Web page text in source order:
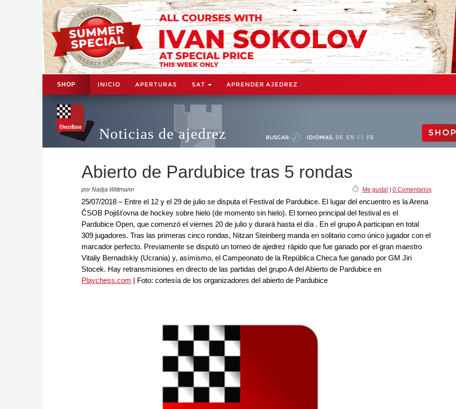
SHOP INICIO APERTURAS SAT APRENDER AJEDREZ
Noticias de ajedrez BUSCAR: IDIOMAS: DE EN ES FR SHOP
Abierto de Pardubice tras 5 rondas
por Nadja Wittmann Me gusta!| 0 Comentarios
25/07/2018 – Entre el 12 y el 29 de julio se disputa el Festival de Pardubice. El lugar del encuentro es la Arena
ČSOB Pojišťovna de hockey sobre hielo (de momento sin hielo). El torneo principal del festival es el
Pardubice Open, que comenzó el viernes 20 de julio y durará hasta el día . En el grupo A participan en total
309 jugadores. Tras las primeras cinco rondas, Nitzan Steinberg manda en solitario como único jugador con el
marcador perfecto. Previamente se disputó un torneo de ajedrez rápido que fue ganado por el gran maestro
Vitaliy Bernadskiy (Ucrania) y, asímismo, el Campeonato de la República Checa fue ganado por GM Jiri
Stocek. Hay retransmisiones en directo de las partidas del grupo A del Abierto de Pardubice en
Playchess.com | Foto: cortesía de los organizadores del abierto de Pardubice